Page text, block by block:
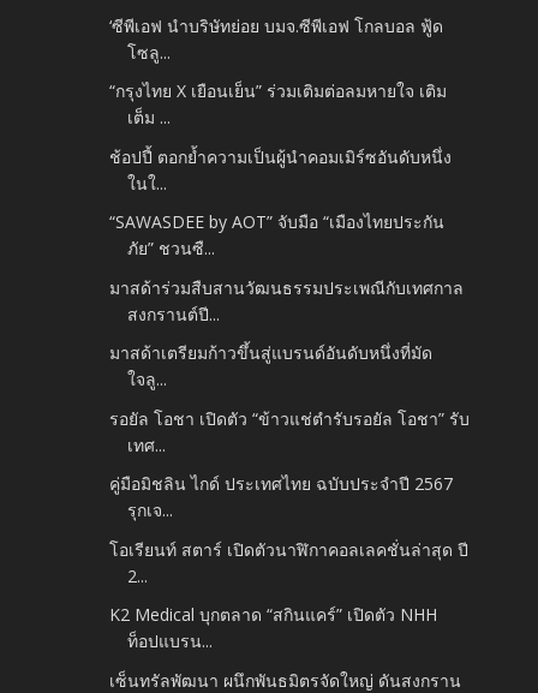
‘ซีพีเอฟ นำบริษัทย่อย บมจ.ซีพีเอฟ โกลบอล ฟู้ด
โซลู...
“กรุงไทย X เยือนเย็น” ร่วมเติมต่อลมหายใจ เติม
เต็ม ...
ช้อปปี้ ตอกย้ำความเป็นผู้นำคอมเมิร์ซอันดับหนึ่ง
ในใ...
“SAWASDEE by AOT” จับมือ “เมืองไทยประกัน
ภัย” ชวนซื...
มาสด้าร่วมสืบสานวัฒนธรรมประเพณีกับเทศกาล
สงกรานต์ปี...
มาสด้าเตรียมก้าวขึ้นสู่แบรนด์อันดับหนึ่งที่มัด
ใจลู...
รอยัล โอชา เปิดตัว “ข้าวแช่ตำรับรอยัล โอชา” รับ
เทศ...
คู่มือมิชลิน ไกด์ ประเทศไทย ฉบับประจำปี 2567
รุกเจ...
โอเรียนท์ สตาร์ เปิดตัวนาฬิกาคอลเลคชั่นล่าสุด ปี
2...
K2 Medical บุกตลาด “สกินแคร์” เปิดตัว NHH
ท็อปแบรน...
เซ็นทรัลพัฒนา ผนึกพันธมิตรจัดใหญ่ ดันสงกราน